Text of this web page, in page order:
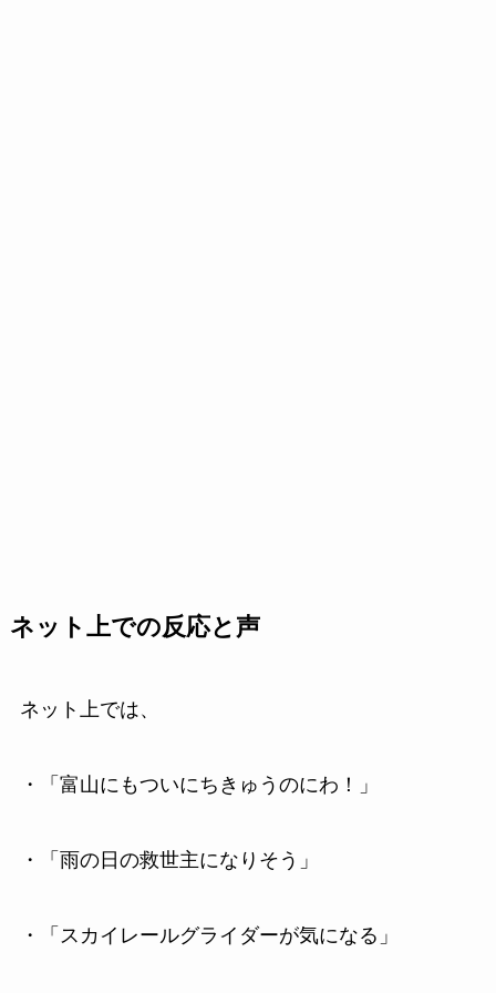
ネット上での反応と声
ネット上では、
・「富山にもついにちきゅうのにわ！」
・「雨の日の救世主になりそう」
・「スカイレールグライダーが気になる」